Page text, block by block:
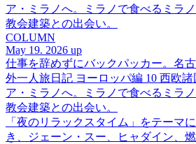
ア・ミラノへ。ミラノで食べるミラ
教会建築との出会い。
COLUMN
May 19. 2026 up
仕事を辞めずにバックパッカー。名
外一人旅日記 ヨーロッパ編 10 西欧
ア・ミラノへ。ミラノで食べるミラ
教会建築との出会い。
「夜のリラックスタイム」をテーマ
き、ジェーン・スー、ヒャダイン、